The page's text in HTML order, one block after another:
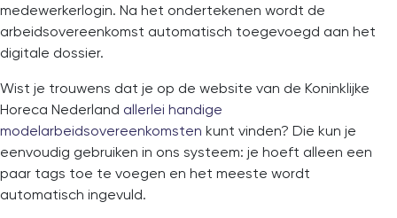
medewerkerlogin. Na het ondertekenen wordt de
arbeidsovereenkomst automatisch toegevoegd aan het
digitale dossier.
Wist je trouwens dat je op de website van de Koninklijke
Horeca Nederland allerlei handige
modelarbeidsovereenkomsten kunt vinden? Die kun je
eenvoudig gebruiken in ons systeem: je hoeft alleen een
paar tags toe te voegen en het meeste wordt
automatisch ingevuld.